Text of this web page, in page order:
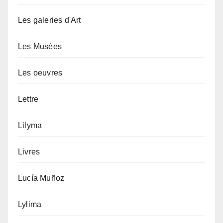
Les galeries d'Art
Les Musées
Les oeuvres
Lettre
Lilyma
Livres
Lucía Muñoz
Lylima